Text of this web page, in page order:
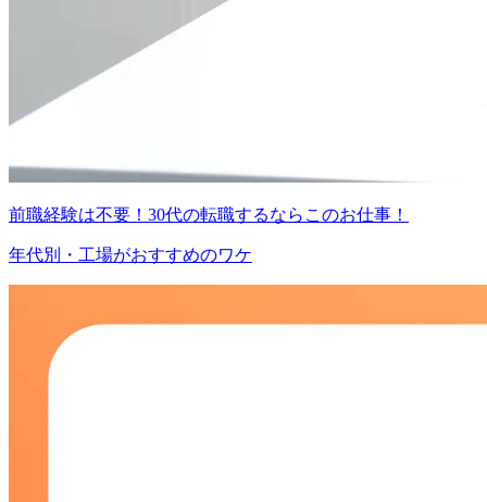
前職経験は不要！30代の転職するならこのお仕事！
年代別・工場がおすすめのワケ